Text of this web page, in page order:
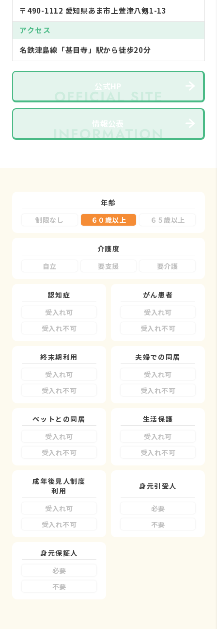
〒490-1112 愛知県あま市上萱津八剱1-13
アクセス
名鉄津島線「甚目寺」駅から徒歩20分
公式HP
情報公表
年齢
制限なし
６０歳以上 ６５歳以上
介護度
自立
要支援 要介護
認知症
受入れ可
受入れ不可
がん患者
受入れ可
受入れ不可
終末期利用
受入れ可
受入れ不可
夫婦での同居
受入れ可
受入れ不可
ペットとの同居
受入れ可
受入れ不可
生活保護
受入れ可
受入れ不可
成年後見人制度
利用
受入れ可
受入れ不可
身元引受人
必要
不要
身元保証人
必要
不要